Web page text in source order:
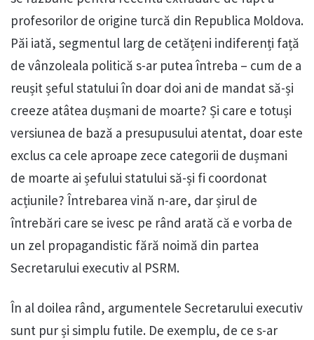
profesorilor de origine turcă din Republica Moldova.
Păi iată, segmentul larg de cetățeni indiferenți față
de vânzoleala politică s-ar putea întreba – cum de a
reușit șeful statului în doar doi ani de mandat să-și
creeze atâtea dușmani de moarte? Și care e totuși
versiunea de bază a presupusului atentat, doar este
exclus ca cele aproape zece categorii de dușmani
de moarte ai șefului statului să-și fi coordonat
acțiunile? Întrebarea vină n-are, dar șirul de
întrebări care se ivesc pe rând arată că e vorba de
un zel propagandistic fără noimă din partea
Secretarului executiv al PSRM.
În al doilea rând, argumentele Secretarului executiv
sunt pur și simplu futile. De exemplu, de ce s-ar